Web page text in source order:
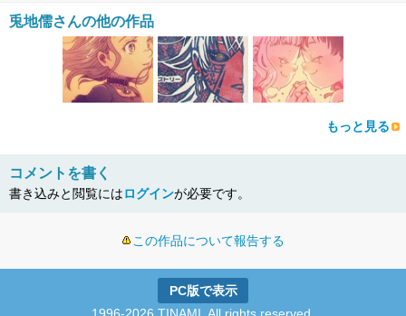
兎地儒さんの他の作品
もっと見る
コメントを書く
書き込みと閲覧にはログインが必要です。
この作品について報告する
PC版で表示